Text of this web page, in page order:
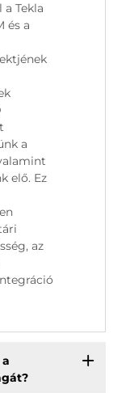
Tekla
és a
a
elő. Ez
az